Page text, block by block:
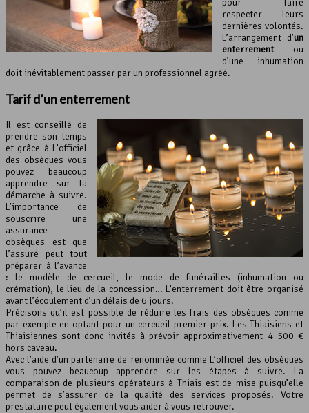
respecter leurs
dernières volontés.
L’arrangement d’un
enterrementou
d’une inhumation
doit inévitablement passer par un professionnel agréé.
Tarif d’un enterrement
Il est conseillé de
prendre son temps
et grâce à L’officiel
des obsèques vous
pouvez beaucoup
apprendre sur la
démarche à suivre.
L’importance de
souscrire une
assurance
obsèques est que
l’assuré peut tout
préparer à l’avance
: le modèle de cercueil, le mode de funérailles (inhumation ou
crémation), le lieu de la concession… L’enterrement doit être organisé
avant l’écoulement d’un délais de 6 jours.
Précisons qu’il est possible de réduire les frais des obsèques comme
par exemple en optant pour un cercueil premier prix. Les Thiaisiens et
Thiaisiennes sont donc invités à prévoir approximativement 4 500 €
hors caveau.
Avec l’aide d’un partenaire de renommée comme L’officiel des obsèques
vous pouvez beaucoup apprendre sur les étapes à suivre. La
comparaison de plusieurs opérateurs à Thiais est de mise puisqu’elle
permet de s’assurer de la qualité des services proposés. Votre
prestataire peut également vous aider à vous retrouver.